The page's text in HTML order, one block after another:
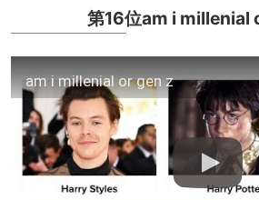
第16位am i millenial
am i millenial or gen z